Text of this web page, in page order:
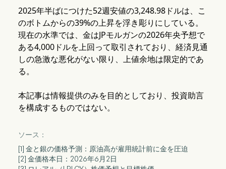
2025年半ばにつけた52週安値の3,248.98ドルは、こ
のボトムからの39%の上昇を浮き彫りにしている。
現在の水準では、金はJPモルガンの2026年央予想で
ある4,000ドルを上回って取引されており、経済見通
しの急激な悪化がない限り、上値余地は限定的であ
る。
本記事は情報提供のみを目的としており、投資助言
を構成するものではない。
ソース：
[1] 金と銀の価格予測：原油高が雇用統計前に金を圧迫
[2] 金価格本日：2026年6月2日